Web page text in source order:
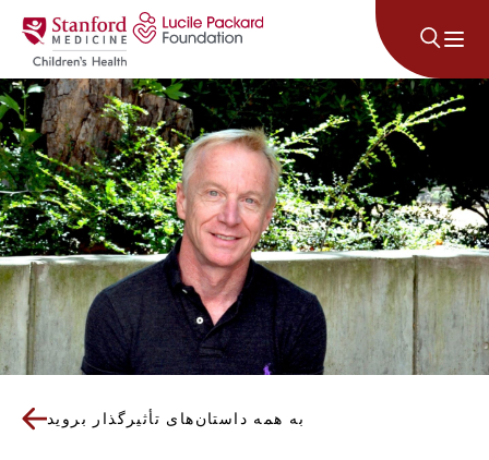
پرش به محتوا
به همه داستان‌های تأثیرگذار بروید